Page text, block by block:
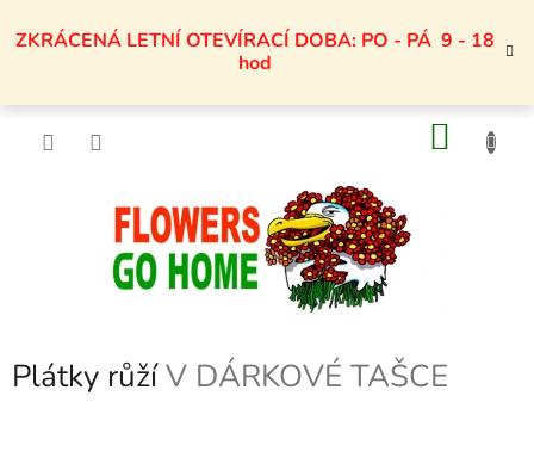
naZKRÁCENÁ LETNÍ OTEVÍRACÍ DOBA: PO - PÁ 9 - 18
hod
Plátky růžíV DÁRKOVÉ TAŠCE